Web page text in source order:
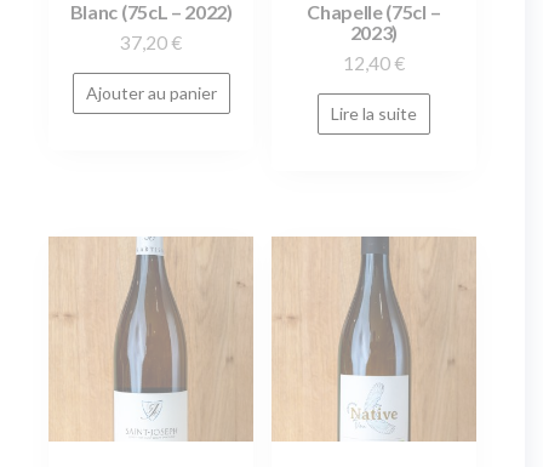
Blanc (75cL – 2022)
37,20 €
Ajouter au panier
Chapelle (75cl –
2023)
12,40 €
Lire la suite